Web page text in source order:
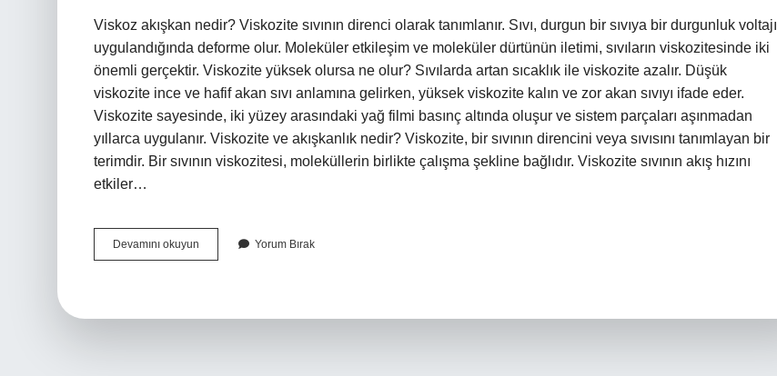
Viskoz akışkan nedir? Viskozite sıvının direnci olarak tanımlanır. Sıvı, durgun bir sıvıya bir durgunluk voltajı
uygulandığında deforme olur. Moleküler etkileşim ve moleküler dürtünün iletimi, sıvıların viskozitesinde iki
önemli gerçektir. Viskozite yüksek olursa ne olur? Sıvılarda artan sıcaklık ile viskozite azalır. Düşük
viskozite ince ve hafif akan sıvı anlamına gelirken, yüksek viskozite kalın ve zor akan sıvıyı ifade eder.
Viskozite sayesinde, iki yüzey arasındaki yağ filmi basınç altında oluşur ve sistem parçaları aşınmadan
yıllarca uygulanır. Viskozite ve akışkanlık nedir? Viskozite, bir sıvının direncini veya sıvısını tanımlayan bir
terimdir. Bir sıvının viskozitesi, moleküllerin birlikte çalışma şekline bağlıdır. Viskozite sıvının akış hızını
etkiler…
Devamını okuyun
Akış
Yorum Bırak